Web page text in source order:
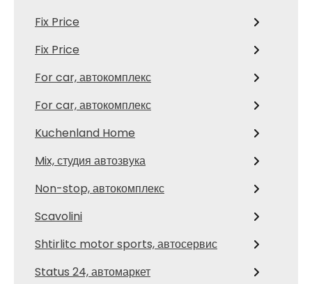
Fix Price
Fix Price
For car, автокомплекс
For car, автокомплекс
Kuchenland Home
Mix, студия автозвука
Non-stop, автокомплекс
Scavolini
Shtirlitc motor sports, автосервис
Status 24, автомаркет